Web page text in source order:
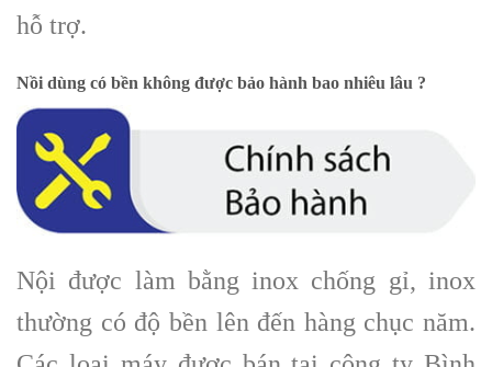
hỗ trợ.
Nồi dùng có bền không được bảo hành bao nhiêu lâu ?
Nội được làm bằng inox chống gỉ, inox
thường có độ bền lên đến hàng chục năm.